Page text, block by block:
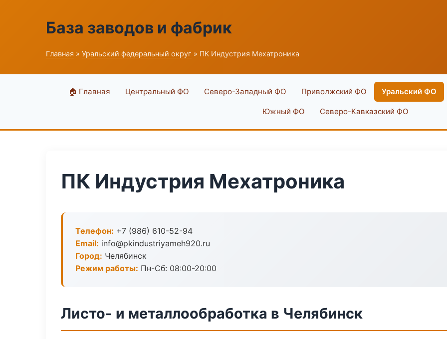
База заводов и фабрик
Главная » Уральский федеральный округ » ПК Индустрия Мехатроника
🏠 Главная Центральный ФО Северо-Западный ФО Приволжский ФО Уральский ФО
Южный ФО Северо-Кавказский ФО
ПК Индустрия Мехатроника
Телефон: +7 (986) 610-52-94
Email: info@pkindustriyameh920.ru
Город: Челябинск
Режим работы: Пн-Сб: 08:00-20:00
Листо- и металлообработка в Челябинск